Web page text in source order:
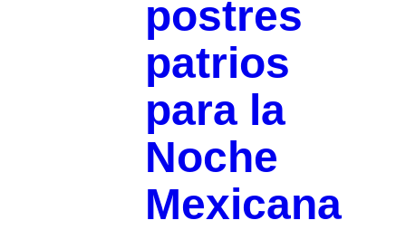
postres
patrios
para la
Noche
Mexicana